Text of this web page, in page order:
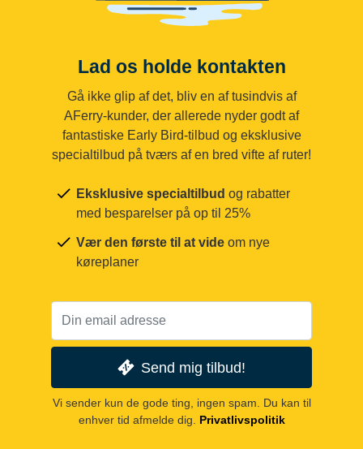
Lad os holde kontakten
Gå ikke glip af det, bliv en af tusindvis af
AFerry-kunder, der allerede nyder godt af
fantastiske Early Bird-tilbud og eksklusive
specialtilbud på tværs af en bred vifte af ruter!
Eksklusive specialtilbud og rabatter
med besparelser på op til 25%
Vær den første til at vide om nye
køreplaner
Send mig tilbud!
Vi sender kun de gode ting, ingen spam. Du kan til
enhver tid afmelde dig. Privatlivspolitik